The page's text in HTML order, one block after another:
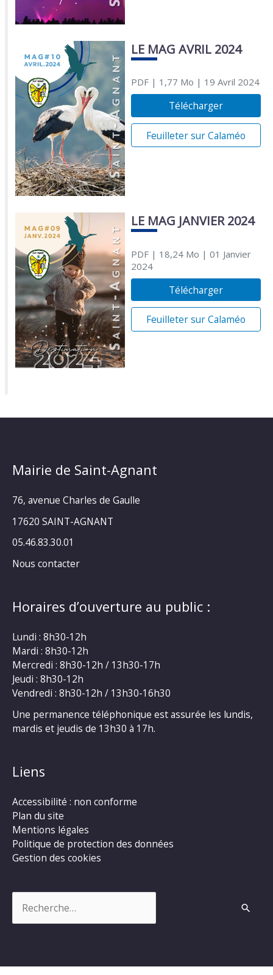
LE MAG AVRIL 2024
PDF| 1,77 Mo | 19 Avril 2024
Télécharger
Feuilleter sur Calaméo
LE MAG JANVIER 2024
PDF| 18,24 Mo | 01 Janvier
2024
Télécharger
Feuilleter sur Calaméo
Mairie de Saint-Agnant
76, avenue Charles de Gaulle
17620 SAINT-AGNANT
05.46.83.30.01
Nous contacter
Horaires d’ouverture au public :
Lundi : 8h30-12h
Mardi : 8h30-12h
Mercredi : 8h30-12h / 13h30-17h
Jeudi : 8h30-12h
Vendredi : 8h30-12h / 13h30-16h30
Une permanence téléphonique est assurée les lundis,
mardis et jeudis de 13h30 à 17h.
Liens
Accessibilité : non conforme
Plan du site
Mentions légales
Politique de protection des données
Gestion des cookies